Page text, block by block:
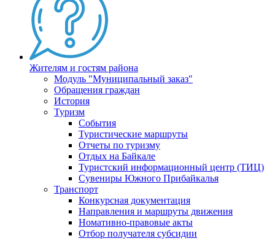
Жителям и гостям района
Модуль "Муниципальный заказ"
Обращения граждан
История
Туризм
События
Туристические маршруты
Отчеты по туризму
Отдых на Байкале
Туристский информационный центр (ТИЦ)
Сувениры Южного Прибайкалья
Транспорт
Конкурсная документация
Направления и маршруты движения
Номативно-правовые акты
Отбор получателя субсидии